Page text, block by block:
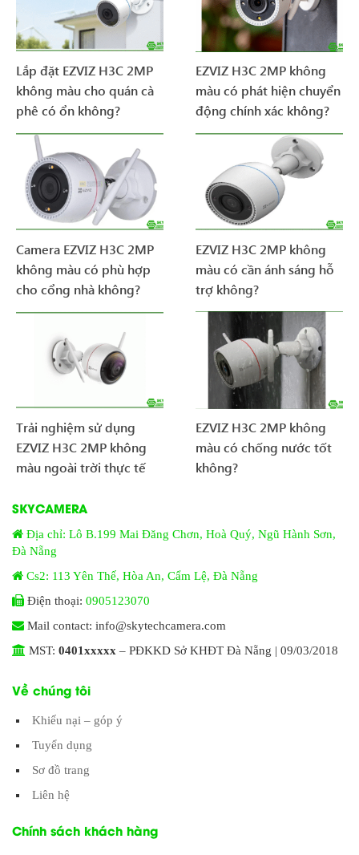
Lắp đặt EZVIZ H3C 2MP
không màu cho quán cà
phê có ổn không?
EZVIZ H3C 2MP không
màu có phát hiện chuyển
động chính xác không?
Camera EZVIZ H3C 2MP
không màu có phù hợp
cho cổng nhà không?
EZVIZ H3C 2MP không
màu có cần ánh sáng hỗ
trợ không?
Trải nghiệm sử dụng
EZVIZ H3C 2MP không
màu ngoài trời thực tế
EZVIZ H3C 2MP không
màu có chống nước tốt
không?
SKYCAMERA
Địa chỉ: Lô B.199 Mai Đăng Chơn, Hoà Quý, Ngũ Hành Sơn,
Đà Nẵng
Cs2: 113 Yên Thế, Hòa An, Cẩm Lệ, Đà Nẵng
Điện thoại: 0905123070
Mail contact: info@skytechcamera.com
MST: 0401xxxxx – PĐKKD Sở KHĐT Đà Nẵng | 09/03/2018
Về chúng tôi
Khiếu nại – góp ý
Tuyển dụng
Sơ đồ trang
Liên hệ
Chính sách khách hàng